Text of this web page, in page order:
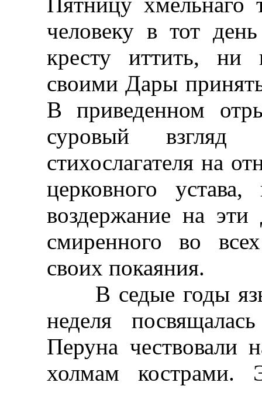
человеку в тот
кресту иттить,
своими Дары
В приведенном
суровый взгляд
стихослагателя на
церковного
воздержание на
смиренного во
своих покаяния.
В седые годы
неделя
Перуна чествовали
холмам